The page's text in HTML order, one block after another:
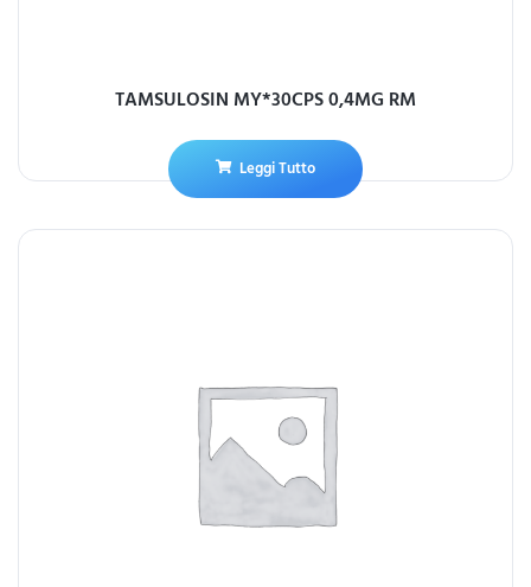
TAMSULOSIN MY*30CPS 0,4MG RM
Leggi Tutto